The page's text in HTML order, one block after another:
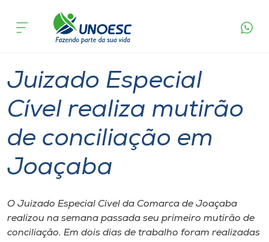
Cursos
Pesquisa
Atendimento ao Estudante
Portal de Ensino
A
acontece
Juizado Especial
Cível realiza mutirão
de conciliação em
Joaçaba
O Juizado Especial Cível da Comarca de Joaçaba
realizou na semana passada seu primeiro mutirão de
conciliação. Em dois dias de trabalho foram realizadas